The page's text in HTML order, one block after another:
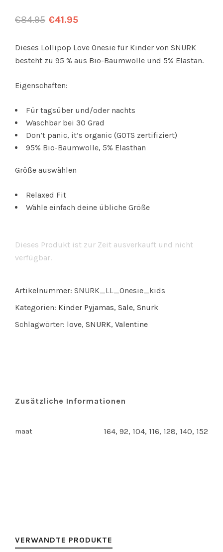
€84.95 €41.95
Dieses Lollipop Love Onesie für Kinder von SNURK
besteht zu 95 % aus Bio-Baumwolle und 5% Elastan.
Eigenschaften:
Für tagsüber und/oder nachts
Waschbar bei 30 Grad
Don’t panic, it’s organic (GOTS zertifiziert)
95% Bio-Baumwolle, 5% Elasthan
Größe auswählen
Relaxed Fit
Wähle einfach deine übliche Größe
Dieses Produkt ist zur Zeit ausverkauft und nicht
verfügbar.
Artikelnummer: SNURK_LL_Onesie_kids
Kategorien: Kinder Pyjamas, Sale, Snurk
Schlagwörter: love, SNURK, Valentine
Zusätzliche Informationen
maat 164, 92, 104, 116, 128, 140, 152
VERWANDTE PRODUKTE